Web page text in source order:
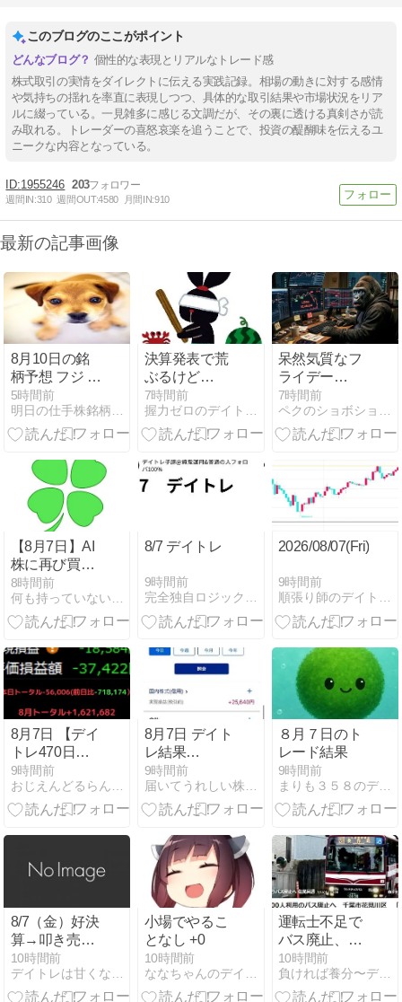
このブログのここがポイント
個性的な表現とリアルなトレード感
株式取引の実情をダイレクトに伝える実践記録。相場の動きに対する感情
や気持ちの揺れを率直に表現しつつ、具体的な取引結果や市場状況をリア
ルに綴っている。一見雑多に感じる文調だが、その裏に透ける真剣さが読
み取れる。トレーダーの喜怒哀楽を追うことで、投資の醍醐味を伝えるユ
ニークな内容となっている。
1955246 203
週間IN:310 週間OUT:4580 月間IN:910
最新の記事画像
8月10日の銘
柄予想 フジ 〇
ラ に注目！
【5803】
5時間前
明日の仕手株銘柄予想！
決算発表で荒
ぶるけど
（2026/8/7の
デイトレード
記録）
7時間前
握力ゼロのデイトレード記録
呆然気質なフ
ライデー
。。。
7時間前
ペクのショボショボ デイトレード日記
【8月7日】AI
株に再び買
い？日本株4
テーマから見
る資金回帰と
イント
8時間前
何も持っていない無職が人生を豊かにするまで
8/7 デイトレ
9時間前
完全独自ロジックでデイトレしてる子豚
2026/08/07(Fri)
9時間前
順張り師のデイトレ備忘録
8月7日 【デイ
トレ470日
目】〜レーザ
ーテックで大
被弾。週はプ
らず致命傷を
避けた〜
9時間前
おじえんどるらんど | 〜おじさんの投資の夢の国〜
8月7日 デイト
レ結果
+25640円 後
場利益伸ばせ
た
9時間前
届いてうれしい株主優待日記＆デイトレ
８月７日のト
レード結果
9時間前
まりも３５８のデイトレ日誌
8/7（金）好決
算→叩き売り
の連鎖を断ち
切れ
10時間前
デイトレは甘くない！
小場でやるこ
となし +0
10時間前
ななちゃんのデイトレード相場道
運転士不足で
バス廃止、今
後も増えるだ
ろうな
ぁ・・・
10時間前
負ければ養分〜デイトレ後悔日誌